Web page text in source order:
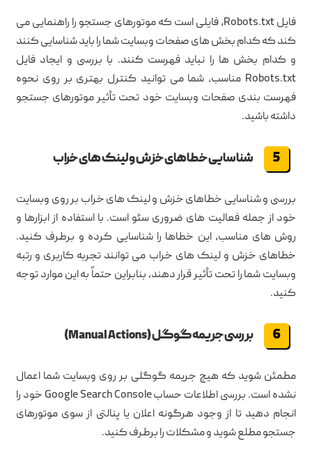
فایل Robots.txt، فایلی است که موتورهای جستجو را راهنمایی می
کند که کدام بخش های صفحات وبسایت شما را باید شناسایی کنند
و کدام بخش ها را نباید فهرست کنند. با بررسی و ایجاد فایل
Robots.txt مناسب، شما می توانید کنترل بهتری بر روی نحوه
فهرست بندی صفحات وبسایت خود تحت تأثیر موتورهای جستجو
داشته باشید.
شناسایی خطاهای خزش و لینک های خراب
بررسی و شناسایی خطاهای خزش و لینک های خراب بر روی وبسایت
خود از جمله فعالیت های ضروری سئو است. با استفاده از ابزارها و
روش های مناسب، این خطاها را شناسایی کرده و برطرف کنید.
خطاهای خزش و لینک های خراب می توانند تجربه کاربری و رتبه
وبسایت شما را تحت تأثیر قرار دهند، بنابراین حتماً به این موارد توجه
کنید.
بررسی جریمه گوگل (Manual Actions)
مطمئن شوید که هیچ جریمه گوگلی بر روی وبسایت شما اعمال
نشده است. بررسی اطلاعات حساب Google Search Console خود را
انجام دهید تا از وجود هرگونه اعلان یا پنالتی از سوی موتورهای
جستجو مطلع شوید و مشکلات را برطرف کنید.